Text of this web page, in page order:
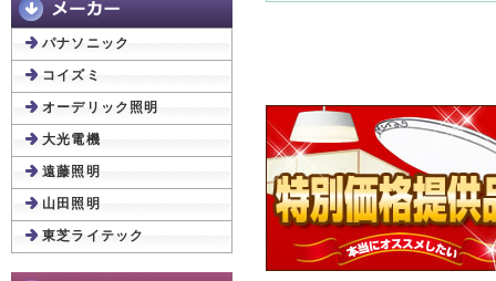
パナソニック
コイズミ
オーデリック照明
大光電機
遠藤照明
山田照明
東芝ライテック